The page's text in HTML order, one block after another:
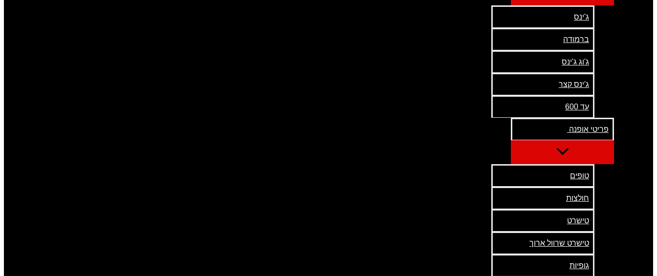
ג'ינס
ברמודה
ג'וג ג'ינס
ג'ינס קצר
עד 600
פריטי אופנה
טופים
חולצות
טישרט
טישרט שרוול ארוך
גופיות